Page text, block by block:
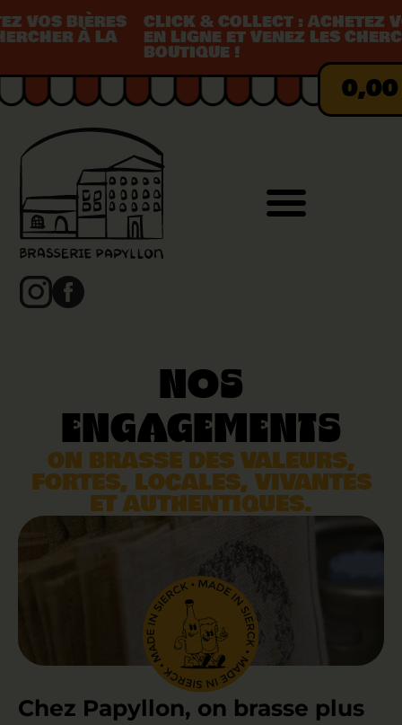
BIÈRES
À LA
CLICK & COLLECT : ACHETEZ VOS
EN LIGNE ET VENEZ LES
BOUTIQUE !
Nos
engagements
ON BRASSE DES VALEURS,
FORTES, LOCALES, VIVANTES
ET AUTHENTIQUES.
Chez Papyllon, on brasse plus